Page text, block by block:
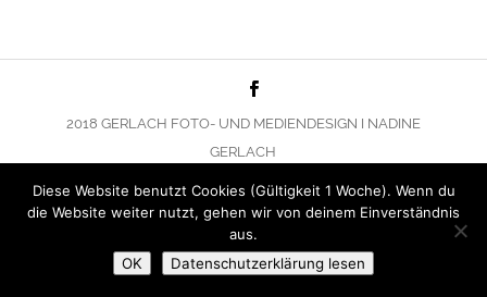
2018 GERLACH FOTO- UND MEDIENDESIGN I NADINE
GERLACH
Diese Website benutzt Cookies (Gültigkeit 1 Woche). Wenn du
die Website weiter nutzt, gehen wir von deinem Einverständnis
aus.
OK
Datenschutzerklärung lesen